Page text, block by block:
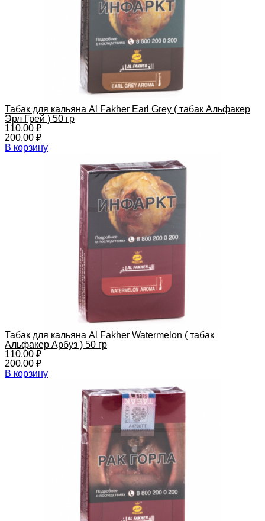
Табак для кальяна Al Fakher Earl Grey ( табак Альфакер
Эрл Грей ) 50 гр
110.00 ₽
200.00 ₽
В корзину
Табак для кальяна Al Fakher Watermelon ( табак
Альфакер Арбуз ) 50 гр
110.00 ₽
200.00 ₽
В корзину